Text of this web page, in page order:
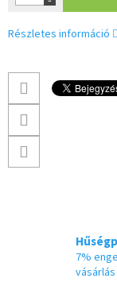
Részletes információ
7%